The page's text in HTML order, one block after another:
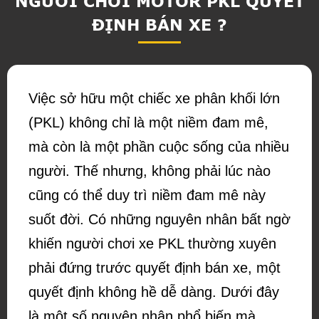
ĐỊNH BÁN XE ?
Việc sở hữu một chiếc xe phân khối lớn
(PKL) không chỉ là một niềm đam mê,
mà còn là một phần cuộc sống của nhiều
người. Thế nhưng, không phải lúc nào
cũng có thể duy trì niềm đam mê này
suốt đời. Có những nguyên nhân bất ngờ
khiến người chơi xe PKL thường xuyên
phải đứng trước quyết định bán xe, một
quyết định không hề dễ dàng. Dưới đây